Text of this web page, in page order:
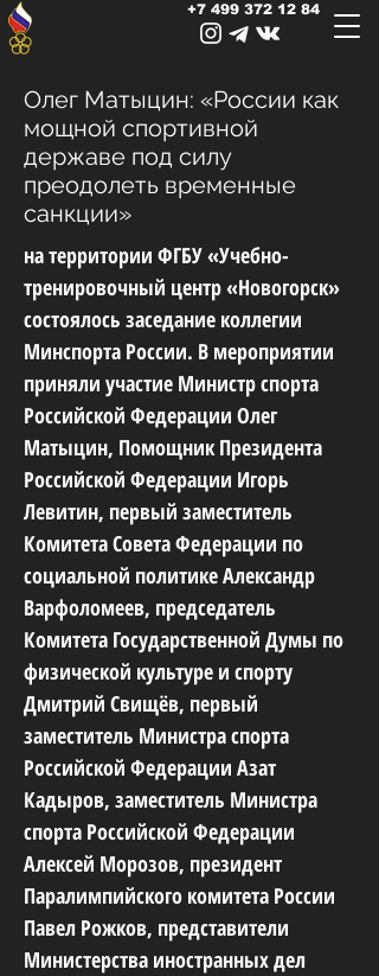
+7 499 372 12 84
Олег Матыцин: «России как
мощной спортивной
державе под силу
преодолеть временные
санкции»
на территории ФГБУ «Учебно-
тренировочный центр «Новогорск»
состоялось заседание коллегии
Минспорта России. В мероприятии
приняли участие Министр спорта
Российской Федерации Олег
Матыцин, Помощник Президента
Российской Федерации Игорь
Левитин, первый заместитель
Комитета Совета Федерации по
социальной политике Александр
Варфоломеев, председатель
Комитета Государственной Думы по
физической культуре и спорту
Дмитрий Свищёв, первый
заместитель Министра спорта
Российской Федерации Азат
Кадыров, заместитель Министра
спорта Российской Федерации
Алексей Морозов, президент
Паралимпийского комитета России
Павел Рожков, представители
Министерства иностранных дел